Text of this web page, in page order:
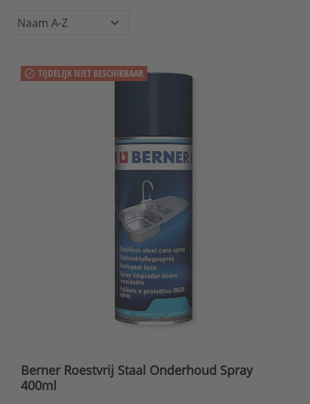
TIJDELIJK NIET BESCHIKBAAR
Berner Roestvrij Staal Onderhoud Spray
400ml